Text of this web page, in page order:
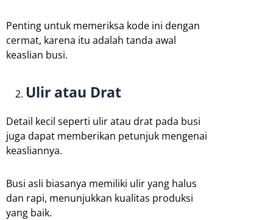
Penting untuk memeriksa kode ini dengan
cermat, karena itu adalah tanda awal
keaslian busi.
Ulir atau Drat
Detail kecil seperti ulir atau drat pada busi
juga dapat memberikan petunjuk mengenai
keasliannya.
Busi asli biasanya memiliki ulir yang halus
dan rapi, menunjukkan kualitas produksi
yang baik.